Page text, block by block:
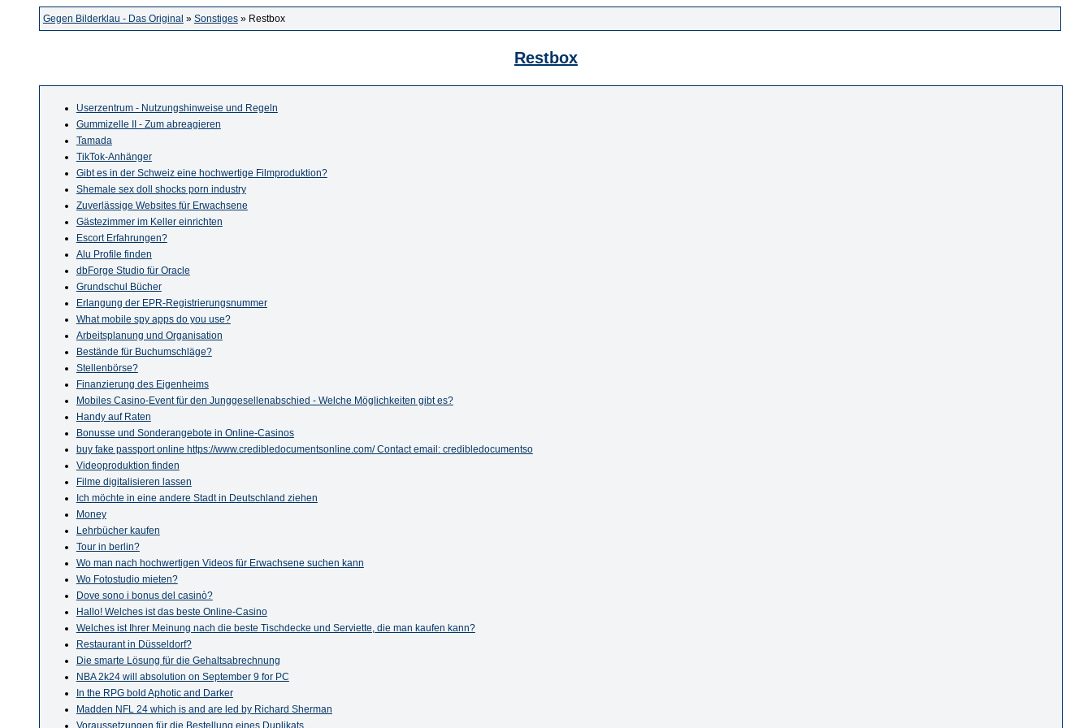
Gegen Bilderklau - Das Original » Sonstiges» Restbox
Restbox
Userzentrum - Nutzungshinweise und Regeln
Gummizelle II - Zum abreagieren
Tamada
TikTok-Anhänger
Gibt es in der Schweiz eine hochwertige Filmproduktion?
Shemale sex doll shocks porn industry
Zuverlässige Websites für Erwachsene
Gästezimmer im Keller einrichten
Escort Erfahrungen?
Alu Profile finden
dbForge Studio für Oracle
Grundschul Bücher
Erlangung der EPR-Registrierungsnummer
What mobile spy apps do you use?
Arbeitsplanung und Organisation
Bestände für Buchumschläge?
Stellenbörse?
Finanzierung des Eigenheims
Mobiles Casino-Event für den Junggesellenabschied - Welche Möglichkeiten gibt es?
Handy auf Raten
Bonusse und Sonderangebote in Online-Casinos
buy fake passport online https://www.credibledocumentsonline.com/ Contact email: credibledocumentso
Videoproduktion finden
Filme digitalisieren lassen
Ich möchte in eine andere Stadt in Deutschland ziehen
Money
Lehrbücher kaufen
Tour in berlin?
Wo man nach hochwertigen Videos für Erwachsene suchen kann
Wo Fotostudio mieten?
Dove sono i bonus del casinò?
Hallo! Welches ist das beste Online-Casino
Welches ist Ihrer Meinung nach die beste Tischdecke und Serviette, die man kaufen kann?
Restaurant in Düsseldorf?
Die smarte Lösung für die Gehaltsabrechnung
NBA 2k24 will absolution on September 9 for PC
In the RPG bold Aphotic and Darker
Madden NFL 24 which is and are led by Richard Sherman
Voraussetzungen für die Bestellung eines Duplikats